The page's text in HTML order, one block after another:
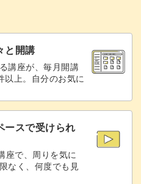
てる、つや消しのマットジ
うなイメージで、細部まで
う。
ングのデザインは、他のマ
も相性抜群。
と開講
講座が、毎月開講
上。自分のお気に
ースで受けられ
座で、周りを気に
なく、何度でも見